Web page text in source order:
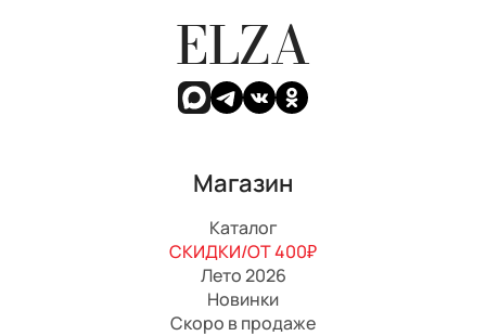
ELZA
Магазин
Каталог
СКИДКИ/ОТ 400₽
Лето 2026
Новинки
Скоро в продаже